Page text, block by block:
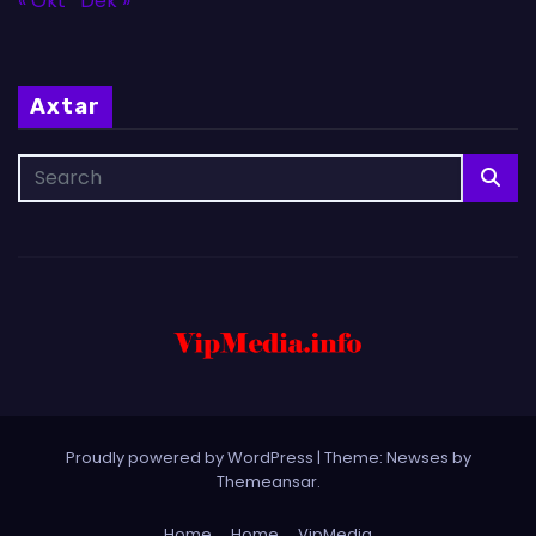
Axtar
Proudly powered by WordPress | Theme: Newses by
Themeansar.